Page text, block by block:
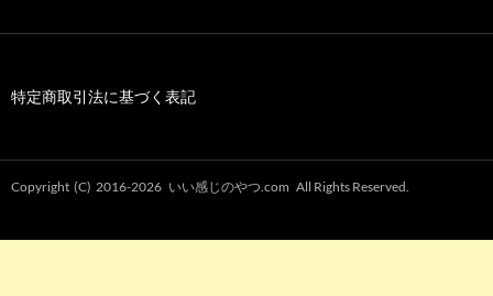
特定商取引法に基づく表記
Copyright (C) 2016-2026 いい感じのやつ.com All Rights Reserved.